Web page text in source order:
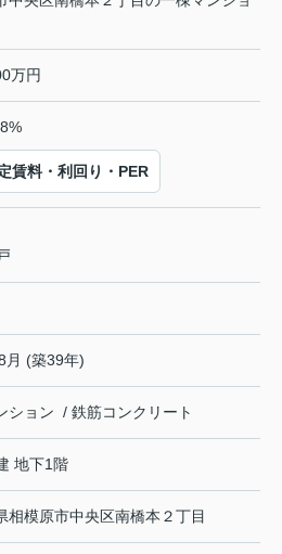
万円
賃料・利回り・PER
月 (築39年)
ション / 鉄筋コンクリート
地下1階
相模原市中央区南橋本 ２丁目